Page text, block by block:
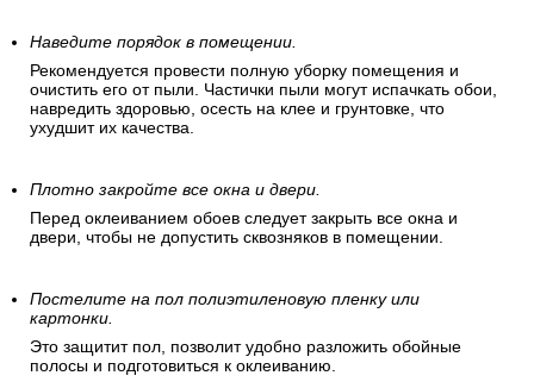
Наведите порядок в помещении.
Рекомендуется провести полную уборку помещения и
очистить его от пыли. Частички пыли могут испачкать обои,
навредить здоровью, осесть на клее и грунтовке, что
ухудшит их качества.
Плотно закройте все окна и двери.
Перед оклеиванием обоев следует закрыть все окна и
двери, чтобы не допустить сквозняков в помещении.
Постелите на пол полиэтиленовую пленку или
картонки.
Это защитит пол, позволит удобно разложить обойные
полосы и подготовиться к оклеиванию.